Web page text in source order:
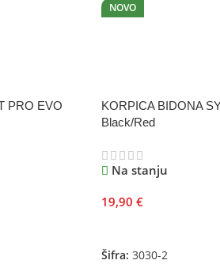
PRO EVO
NOVO
KORPICA BIDONA
Black/Red
Na stanju
19,90 €
Šifra: 3030-2